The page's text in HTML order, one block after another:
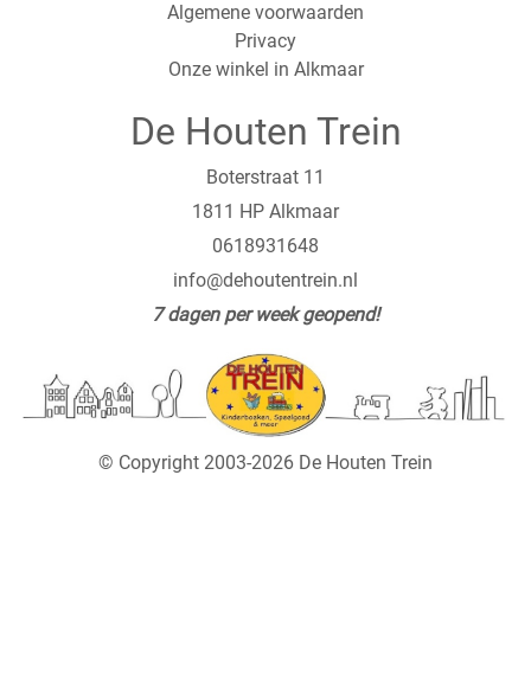
Algemene voorwaarden
Privacy
Onze winkel in Alkmaar
De Houten Trein
Boterstraat 11
1811 HP Alkmaar
0618931648
info@dehoutentrein.nl
7 dagen per week geopend!
© Copyright 2003-2026 De Houten Trein